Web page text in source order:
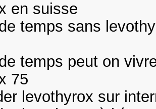
en suisse
temps sans
temps peut on
75
levothyrox sur